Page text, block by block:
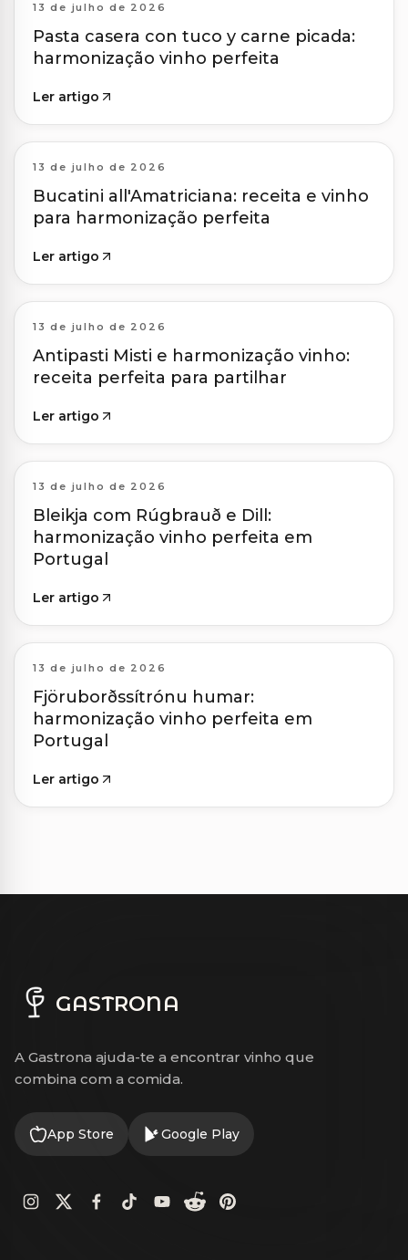
13 de julho de 2026
Pasta casera con tuco y carne picada:
harmonização vinho perfeita
Ler artigo
13 de julho de 2026
Bucatini all'Amatriciana: receita e vinho
para harmonização perfeita
Ler artigo
13 de julho de 2026
Antipasti Misti e harmonização vinho:
receita perfeita para partilhar
Ler artigo
13 de julho de 2026
Bleikja com Rúgbrauð e Dill:
harmonização vinho perfeita em
Portugal
Ler artigo
13 de julho de 2026
Fjöruborðssítrónu humar:
harmonização vinho perfeita em
Portugal
Ler artigo
GASTRONA
A Gastrona ajuda-te a encontrar vinho que
combina com a comida.
App Store Google Play